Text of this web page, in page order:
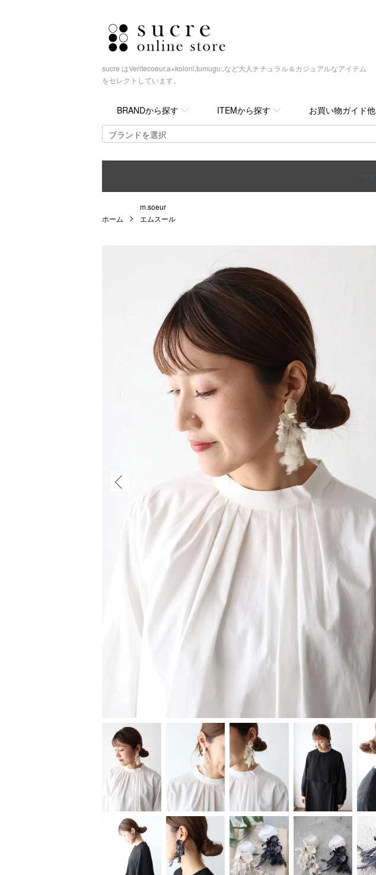
sucre はVeritecoeur,a+koloni,tumugu:,など大人ナチュラル＆カジュアルなアイテム
をセレクトしています。
BRANDから探す ITEMから探す お買い物ガイド他
ホーム
m.soeur
エムスール